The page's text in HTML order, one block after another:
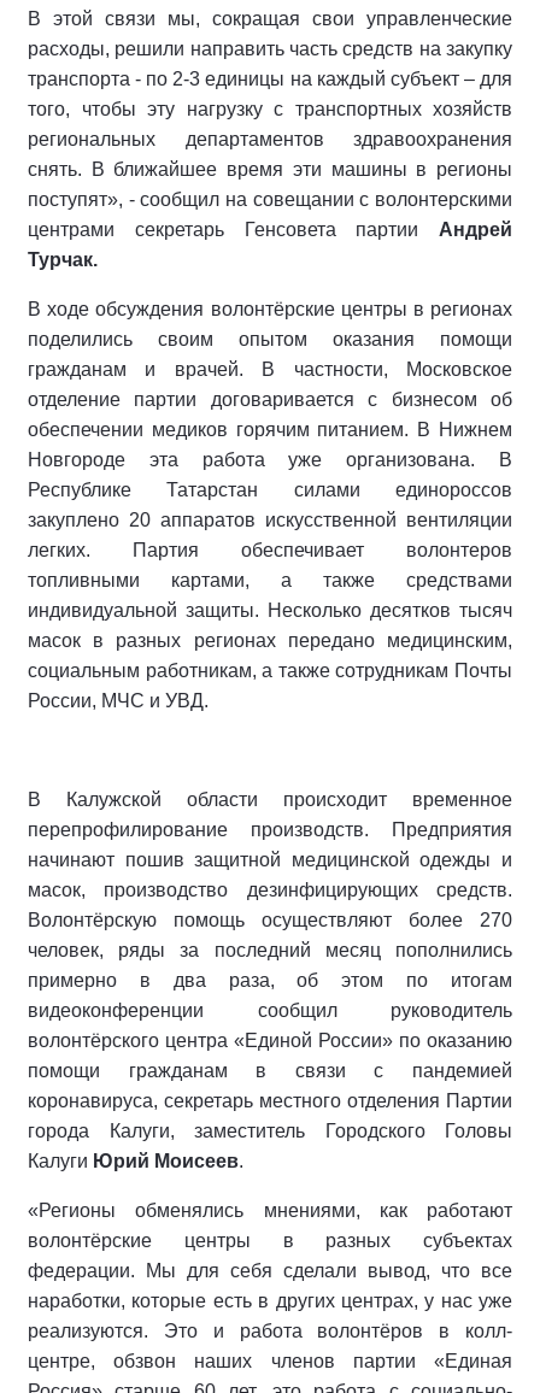
В этой связи мы, сокращая свои управленческие
расходы, решили направить часть средств на закупку
транспорта - по 2-3 единицы на каждый субъект – для
того, чтобы эту нагрузку с транспортных хозяйств
региональных департаментов здравоохранения
снять. В ближайшее время эти машины в регионы
поступят», - сообщил на совещании с волонтерскими
центрами секретарь Генсовета партии Андрей
Турчак.
В ходе обсуждения волонтёрские центры в регионах
поделились своим опытом оказания помощи
гражданам и врачей. В частности, Московское
отделение партии договаривается с бизнесом об
обеспечении медиков горячим питанием. В Нижнем
Новгороде эта работа уже организована. В
Республике Татарстан силами единороссов
закуплено 20 аппаратов искусственной вентиляции
легких. Партия обеспечивает волонтеров
топливными картами, а также средствами
индивидуальной защиты. Несколько десятков тысяч
масок в разных регионах передано медицинским,
социальным работникам, а также сотрудникам Почты
России, МЧС и УВД.
В Калужской области происходит временное
перепрофилирование производств. Предприятия
начинают пошив защитной медицинской одежды и
масок, производство дезинфицирующих средств.
Волонтёрскую помощь осуществляют более 270
человек, ряды за последний месяц пополнились
примерно в два раза, об этом по итогам
видеоконференции сообщил руководитель
волонтёрского центра «Единой России» по оказанию
помощи гражданам в связи с пандемией
коронавируса, секретарь местного отделения Партии
города Калуги, заместитель Городского Головы
Калуги Юрий Моисеев.
«Регионы обменялись мнениями, как работают
волонтёрские центры в разных субъектах
федерации. Мы для себя сделали вывод, что все
наработки, которые есть в других центрах, у нас уже
реализуются. Это и работа волонтёров в колл-
центре, обзвон наших членов партии «Единая